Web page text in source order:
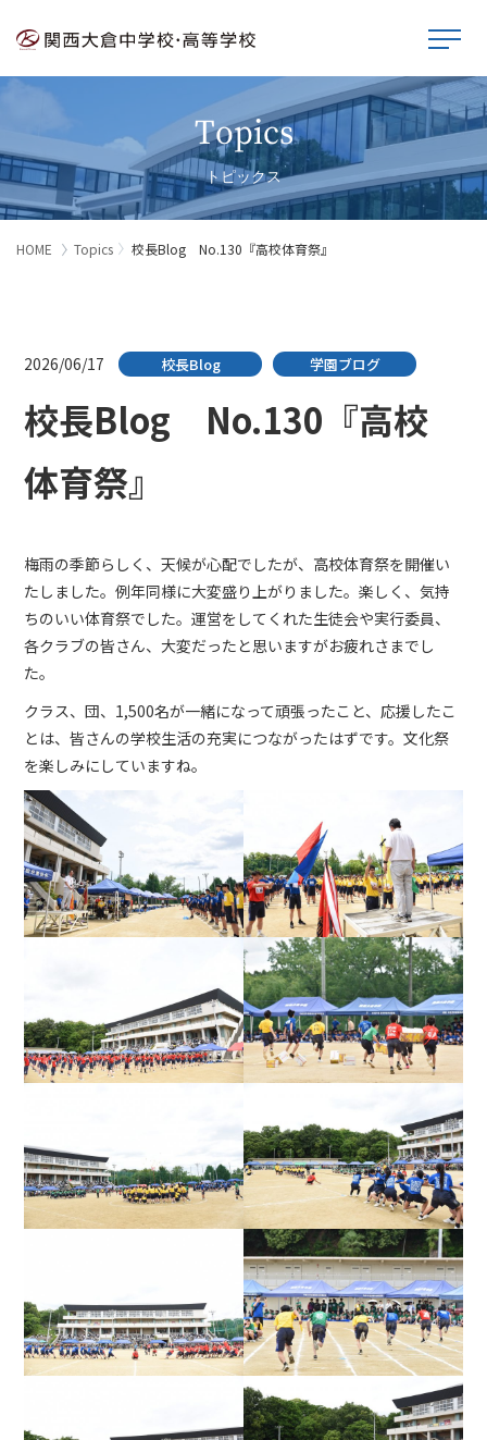
Topics
トピックス
HOME Topics 校長Blog No.130『高校体育祭』
2026/06/17 校長Blog 学園ブログ
校長Blog No.130『高校
体育祭』
梅雨の季節らしく、天候が心配でしたが、高校体育祭を開催い
たしました。例年同様に大変盛り上がりました。楽しく、気持
ちのいい体育祭でした。運営をしてくれた生徒会や実行委員、
各クラブの皆さん、大変だったと思いますがお疲れさまでし
た。
クラス、団、1,500名が一緒になって頑張ったこと、応援したこ
とは、皆さんの学校生活の充実につながったはずです。文化祭
を楽しみにしていますね。